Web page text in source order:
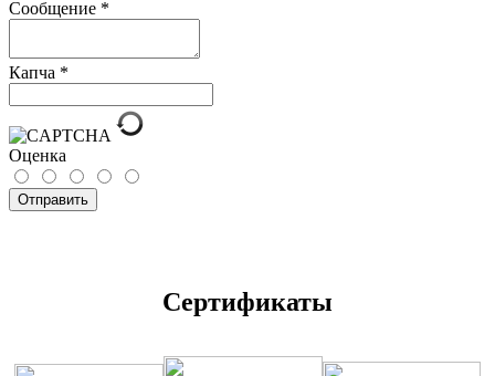
Сообщение *
Капча *
Оценка
Отправить
Сертификаты